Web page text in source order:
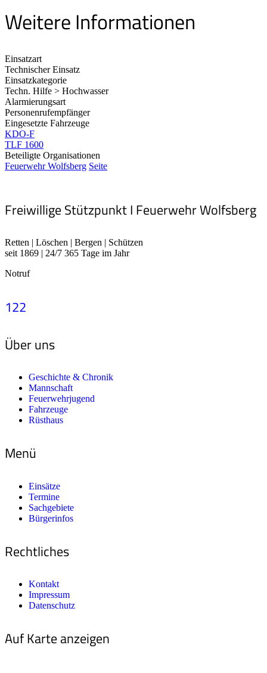
Weitere Informationen
Einsatzart
Technischer Einsatz
Einsatzkategorie
Techn. Hilfe > Hochwasser
Alarmierungsart
Personenrufempfänger
Eingesetzte Fahrzeuge
KDO-F
TLF 1600
Beteiligte Organisationen
Feuerwehr Wolfsberg Seite
Freiwillige Stützpunkt I Feuerwehr Wolfsberg
Retten | Löschen | Bergen | Schützen
seit 1869 | 24/7 365 Tage im Jahr
Notruf
122
Über uns
Geschichte & Chronik
Mannschaft
Feuerwehrjugend
Fahrzeuge
Rüsthaus
Menü
Einsätze
Termine
Sachgebiete
Bürgerinfos
Rechtliches
Kontakt
Impressum
Datenschutz
Auf Karte anzeigen